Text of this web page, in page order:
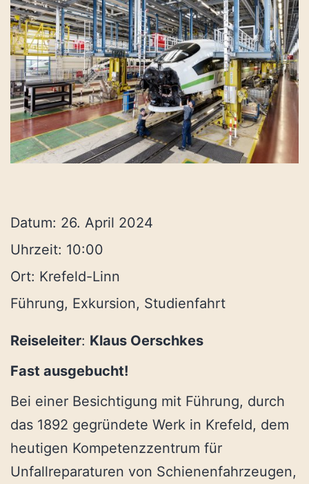
Datum: 26. April 2024
Uhrzeit: 10:00
Ort: Krefeld-Linn
Führung, Exkursion, Studienfahrt
Reiseleiter: Klaus Oerschkes
Fast ausgebucht!
Bei einer Besichtigung mit Führung, durch
das 1892 gegründete Werk in Krefeld, dem
heutigen Kompetenzzentrum für
Unfallreparaturen von Schienenfahrzeugen,